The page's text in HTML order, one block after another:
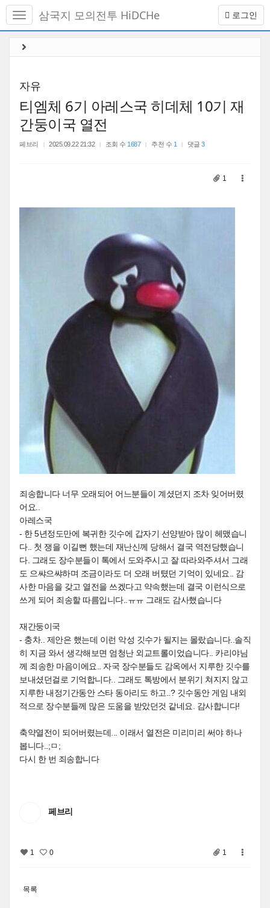
메
토
로그인
삼국지 모의전투 HiDCHe
자유
티엠체 6기 아레스국 히데체 10기 재
간둥이국 열전
페브리 2025.09.22 21:32 조회 수 1687 추천 수 1 댓글3
1
죄송합니다 너무 오래되어 어느분들이 계셨던지 조차 잊어버렸
어요..
아레스국
- 한 5년정도만에 복귀한 깃수에 갑자기 선양받아 많이 헤맸습니
다.. 첫 쟁을 이길뻔 했는데 재난신께 당해서 결국 역전당했습니
다. 그래도 장수분들이 톡에서 도와주시고 잘 따라와주셔서 그래
도 으쌰으쌰하며 조금이라도 더 오래 버텼던 기억이 있네요.. 감
사한 마음을 갖고 열전을 쓰겠다고 약속했는데 결국 이런식으로
쓰게 되어 죄송할 따름입니다..ㅠㅠ 그래도 감사했습니다
재간둥이국
- 충차.. 제안은 했는데 이런 악성 깃수가 될지는 몰랐습니다..솔직
히 지금 와서 생각해보면 엄청난 외교트롤이었습니다.. 카리야님
께 죄송한 마음이에요.. 자국 장수분들도 감옥에서 지루한 깃수를
보내셨던걸로 기억합니다.. 그래도 톡방에서 분위기 쳐지지 않고
지루한 내정기간동안 스타 동아리도 하고..? 깃수동안 게임 내외
적으로 장수분들께 많은 도움을 받았던것 같네요. 감사합니다!
축약열전이 되어버렸는데... 이래서 열전은 미리미리 써야 하나
봅니다..;ㅁ;
다시 한 번 죄송합니다
페브리
1 0 1
목록